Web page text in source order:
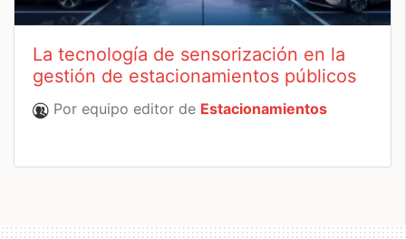
La tecnología de sensorización en la
gestión de estacionamientos públicos
Por equipo editor de Estacionamientos